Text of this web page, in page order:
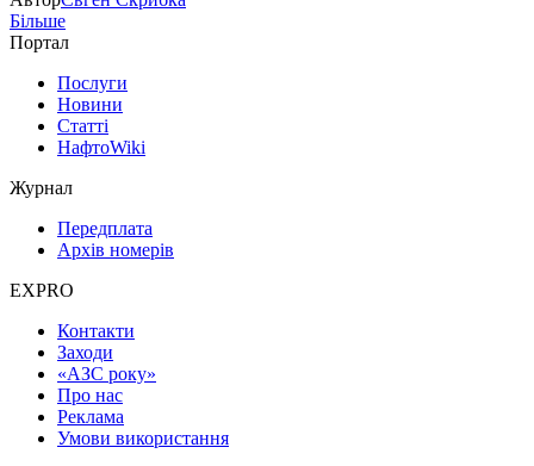
Більше
Портал
Послуги
Новини
Статті
НафтоWiki
Журнал
Передплата
Архів номерів
EXPRO
Контакти
Заходи
«АЗС року»
Про нас
Реклама
Умови використання